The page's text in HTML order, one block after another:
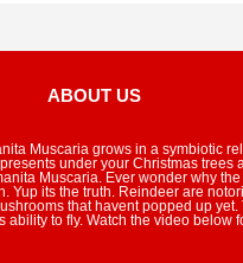
ABOUT US
Muscaria grows in a symbiotic
under your Christmas trees
Muscaria. Ever wonder why
Yup its the truth. Reindeer are
that havent popped up yet.
ability to fly. Watch the video below